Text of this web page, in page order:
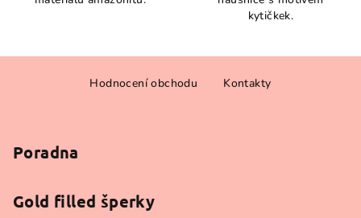
kytičkek.
Hodnocení obchodu Kontakty
Poradna
Gold filled šperky